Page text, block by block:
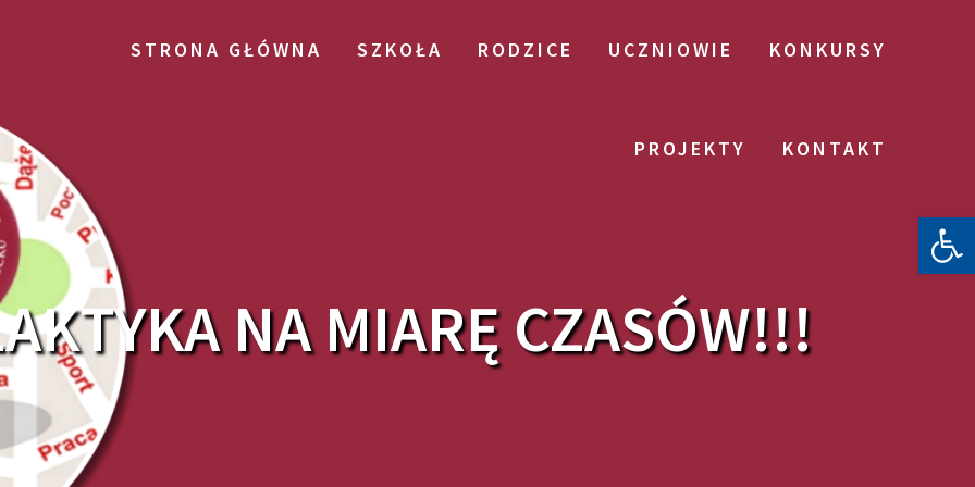
STRONA GŁÓWNA SZKOŁA RODZICE UCZNIOWIE KONKURSY
PROJEKTY KONTAKT
NA MIARĘ CZASÓW!!!